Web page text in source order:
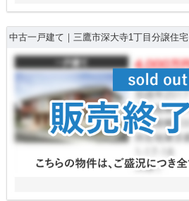
中古一戸建て｜三鷹市深大寺1丁目分譲住宅